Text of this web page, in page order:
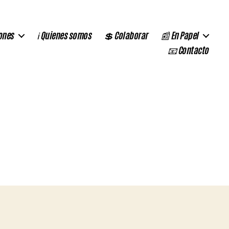
ℹ️ Quienes somos 💲 Colaborar
📰 En Papel
📧 Contacto